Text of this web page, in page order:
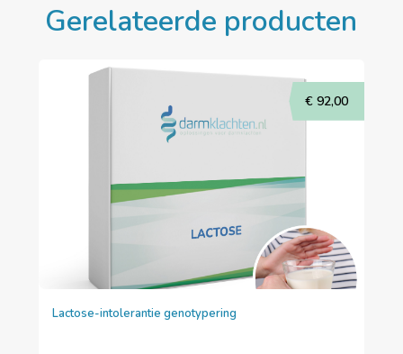
Gerelateerde producten
Lactose-intolerantie genotypering
€ 92,00